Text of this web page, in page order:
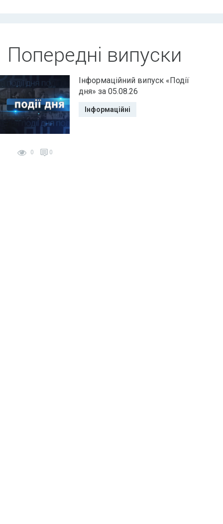
Попередні випуски
0 0
Інформаційний випуск «Події
дня» за 05.08.26
Інформаційні